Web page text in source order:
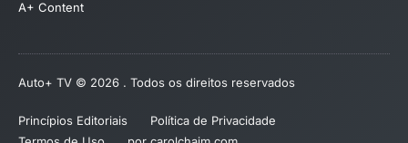
A+ Content
Auto+ TV © 2026 . Todos os direitos reservados
Princípios Editoriais
Política de Privacidade